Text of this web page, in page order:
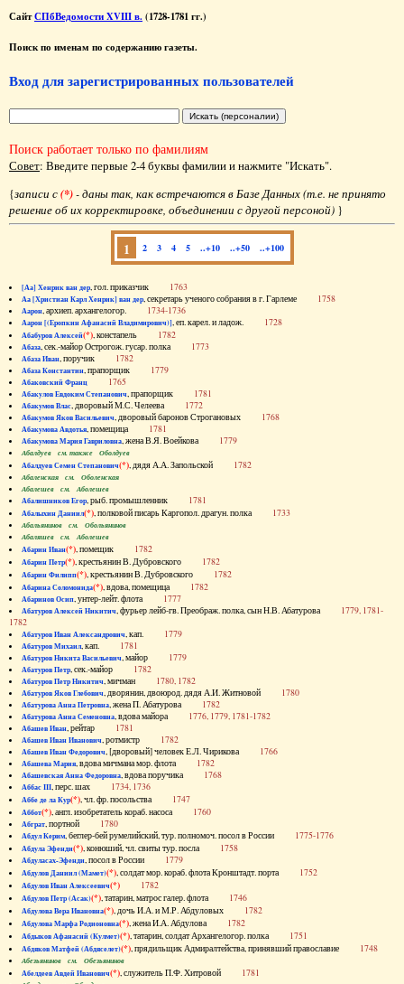
СайтСПбВедомости XVIII в. (1728-1781 гг.)
Поиск по именам по содержанию газеты.
Вход для зарегистрированных пользователей
Поиск работает только по фамилиям
Совет: Введите первые 2-4 буквы фамилии и нажмите "Искать".
{записи с(*)- даны так, как встречаются в Базе Данных (т.е. не принято
решение об их корректировке, объединении с другой персоной) }
1 2 3 4 5 ..+10 ..+50 ..+100
[Аа] Хенрик ван дер, гол. приказчик 1763
Аа [Христиан Карл Хенрик] ван дер, секретарь ученого собрания в г. Гарлеме 1758
Аарон, архиеп. архангелогор. 1734-1736
Аарон [(Еропкин Афанасий Владимирович)], еп. карел. и ладож. 1728
Абабуров Алексей(*), констапель 1782
Абаза, сек.-майор Острогож. гусар. полка 1773
Абаза Иван, поручик 1782
Абаза Константин, прапорщик 1779
Абаковский Франц 1765
Абакулов Евдоким Степанович, прапорщик 1781
Абакумов Влас, дворовый М.С. Челеева 1772
Абакумов Яков Васильевич, дворовый баронов Строгановых 1768
Абакумова Авдотья, помещица 1781
Абакумова Мария Гавриловна, жена В.Я. Воейкова 1779
Абалдуев см. также Оболдуев
Абалдуев Семен Степанович(*), дядя А.А. Запольской 1782
Абаленская см. Оболенская
Абалешев см. Аболешев
Абалишников Егор, рыб. промышленник 1781
Абалыхин Даниил(*), полковой писарь Каргопол. драгун. полка 1733
Абальянинов см. Обольянинов
Абаляшев см. Аболешев
Абарин Иван(*), помещик 1782
Абарин Петр(*), крестьянин В. Дубровского 1782
Абарин Филипп(*), крестьянин В. Дубровского 1782
Абарина Соломонида(*), вдова, помещица 1782
Абаринов Осип, унтер-лейт. флота 1777
Абатуров Алексей Никитич, фурьер лейб-гв. Преображ. полка, сын Н.В. Абатурова 1779, 1781-
1782
Абатуров Иван Александрович, кап. 1779
Абатуров Михаил, кап. 1781
Абатуров Никита Васильевич, майор 1779
Абатуров Петр, сек.-майор 1782
Абатуров Петр Никитич, мичман 1780, 1782
Абатуров Яков Глебович, дворянин, двоюрод. дядя А.И. Житновой 1780
Абатурова Анна Петровна, жена П. Абатурова 1782
Абатурова Анна Семеновна, вдова майора 1776, 1779, 1781-1782
Абашев Иван, рейтар 1781
Абашев Иван Иванович, ротмистр 1782
Абашев Иван Федорович, [дворовый] человек Е.Л. Чирикова 1766
Абашева Мария, вдова мичмана мор. флота 1782
Абашевская Анна Федоровна, вдова поручика 1768
Аббас III, перс. шах 1734, 1736
Аббе де ла Кур(*), чл. фр. посольства 1747
Аббот(*), англ. изобретатель кораб. насоса 1760
Абграт, портной 1780
Абдул Керим, беглер-бей румелийский, тур. полномоч. посол в России 1775-1776
Абдула Эфенди(*), конюший, чл. свиты тур. посла 1758
Абдуласах-Эфенди, посол в России 1779
Абдулов Даниил (Мамет)(*), солдат мор. кораб. флота Кронштадт. порта 1752
Абдулов Иван Алексеевич(*) 1782
Абдулов Петр (Асак)(*), татарин, матрос галер. флота 1746
Абдулова Вера Ивановна(*), дочь И.А. и М.Р. Абдуловых 1782
Абдулова Марфа Родионовна(*), жена И.А. Абдулова 1782
Абдыков Афанасий (Кулмет)(*), татарин, солдат Архангелогор. полка 1751
Абдяков Матфей (Абдяселет)(*), прядильщик Адмиралтейства, принявший православие 1748
Абезьянинов см. Обезьянинов
Абелдеев Авдей Иванович(*), служитель П.Ф. Хитровой 1781